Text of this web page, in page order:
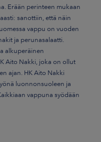
Erään perinteen mukaan
sanottiin, että näin
vappu on vuoden
ja perunasalaatti.
alkuperäinen
Aito Nakki, joka on ollut
ajan. HK Aito Nakki
luonnonsuoleen ja
vappuna syödään